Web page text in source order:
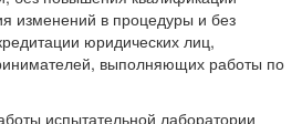
изменений в процедуры и без
юридических лиц,
выполняющих работы по
испытательной лаборатории